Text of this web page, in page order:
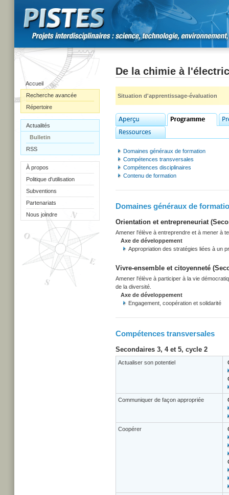
Accueil
Recherche avancée
Répertoire
Actualités
Bulletin
RSS
À propos
Politique d'utilisation
Subventions
Partenariats
Nous joindre
De la chimie à
Situation d'apprentissage-évaluation
Domaines généraux de formation
Compétences transversales
Compétences disciplinaires
Contenu de formation
Domaines généraux de
Orientation et entrepreneuriat
Amener l'élève à entreprendre et à mener à
Axe de développement
Appropriation des stratégies liées à un
Vivre-ensemble et citoyenneté
Amener l'élève à participer à la vie
de la diversité.
Axe de développement
Engagement, coopération et solidarité
Compétences transversales
Secondaires 3, 4 et 5, cycle 2
Actualiser son potentiel
Communiquer de façon appropriée
Coopérer